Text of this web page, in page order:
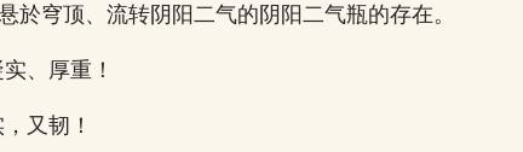
於穹顶、流转阴阳二气的阴阳二气瓶的存在。
、厚重！
又韧！